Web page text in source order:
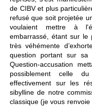
de CIBV et plus
refusé que soit projetée
voulaient mettre à
embarrassé, étant sur le
très véhémente
question portant sur sa
Question-accusation
possiblement celle
effectivement sur les
sibylline de notre
classique (je vous